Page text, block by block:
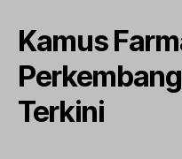
Kamus
Terkini